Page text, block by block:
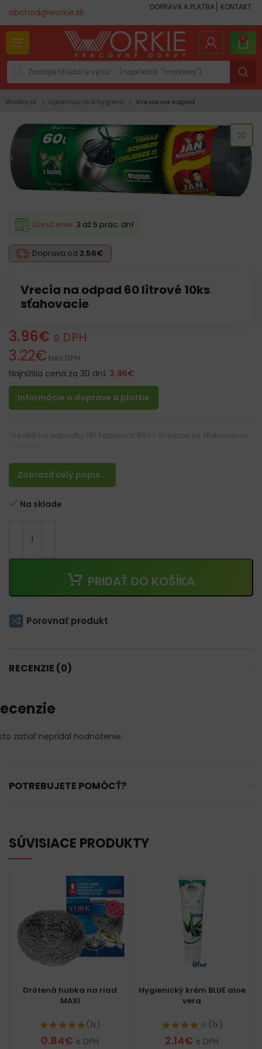
obchod@workie.sk DOPRAVA A PLATBA KONTAKT
0
Workie.sk Upratovanie a hygiena Vrecia na odpad
Vrecia na odpad 60 litrové 10ks
sťahovacie
Doprava od 2.56€
Doručenie: 3 až 5 prac. dní
3.96€ s DPH
3.22€ bez DPH
Najnižšia cena za 30 dní: 3.96€
Informácie o doprave a platbe
Zobraziť celý popis...
Vrecká na odpadky HD Easypack 60 l – 10 kusov so sťahovacou
Na sklade
PRIDAŤ DO KOŠÍKA
Porovnať produkt
RECENZIE (0)
zatiaľ nepridal hodnotenie.
POTREBUJETE POMÔCŤ?
SÚVISIACE PRODUKTY
Drôtená hubka na riad
MAXI
(1x)
0.84€ s DPH
Hygienický krém BLUE aloe
vera
(1x)
2.14€ s DPH